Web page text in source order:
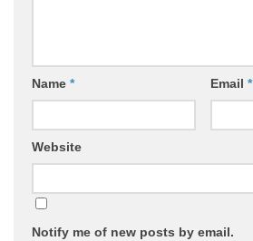
Name * Email *
Website
Notify me of new posts by email.